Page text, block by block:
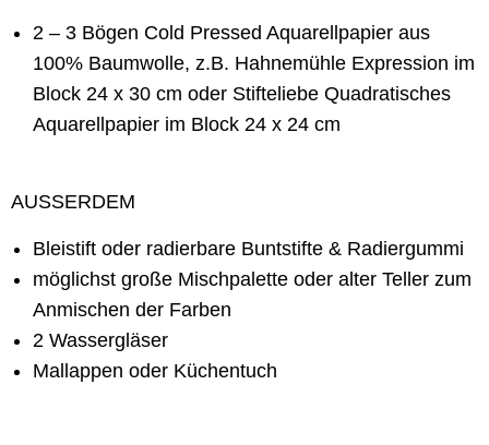
2 – 3 Bögen Cold Pressed Aquarellpapier aus
100% Baumwolle, z.B. Hahnemühle Expression im
Block 24 x 30 cm oder Stifteliebe Quadratisches
Aquarellpapier im Block 24 x 24 cm
AUSSERDEM
Bleistift oder radierbare Buntstifte & Radiergummi
möglichst große Mischpalette oder alter Teller zum
Anmischen der Farben
2 Wassergläser
Mallappen oder Küchentuch